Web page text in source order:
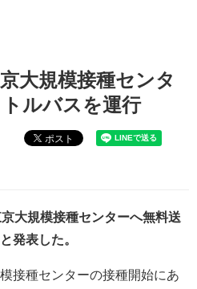
、自衛隊東京大規模接種センターへ無
大規模接種センタ
ルバスを運行
ポスト
大規模接種センターへ無料送
発表した。
接種センターの接種開始にあ